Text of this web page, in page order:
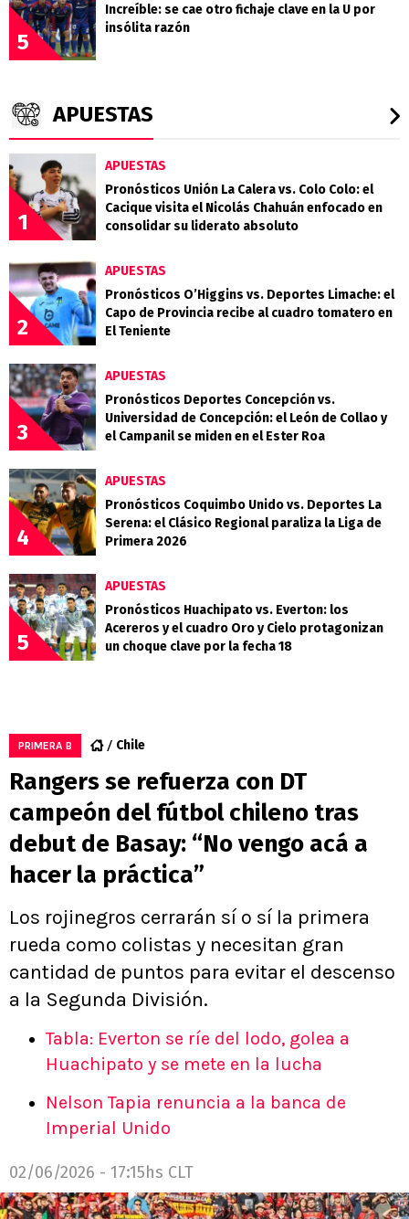
5
Increíble: se cae otro fichaje clave en la U por
insólita razón
APUESTAS
1
APUESTAS
Pronósticos Unión La Calera vs. Colo Colo: el
Cacique visita el Nicolás Chahuán enfocado en
consolidar su liderato absoluto
2
APUESTAS
Pronósticos O’Higgins vs. Deportes Limache: el
Capo de Provincia recibe al cuadro tomatero en
El Teniente
3
APUESTAS
Pronósticos Deportes Concepción vs.
Universidad de Concepción: el León de Collao y
el Campanil se miden en el Ester Roa
4
APUESTAS
Pronósticos Coquimbo Unido vs. Deportes La
Serena: el Clásico Regional paraliza la Liga de
Primera 2026
5
APUESTAS
Pronósticos Huachipato vs. Everton: los
Acereros y el cuadro Oro y Cielo protagonizan
un choque clave por la fecha 18
PRIMERA B Chile
Rangers se refuerza con DT
campeón del fútbol chileno tras
debut de Basay: “No vengo acá a
hacer la práctica”
Los rojinegros cerrarán sí o sí la primera
rueda como colistas y necesitan gran
cantidad de puntos para evitar el descenso
a la Segunda División.
Tabla: Everton se ríe del lodo, golea a
Huachipato y se mete en la lucha
Nelson Tapia renuncia a la banca de
Imperial Unido
02/06/2026 - 17:15hs CLT